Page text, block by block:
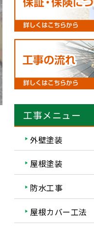
工事メニュー
外壁塗装
屋根塗装
防水工事
屋根カバー工法